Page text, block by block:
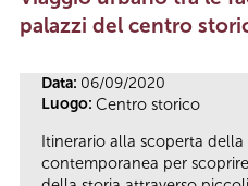
palazzi del centro
Data: 06/09/2020
Luogo: Centro storico
Itinerario alla scoperta
contemporanea per